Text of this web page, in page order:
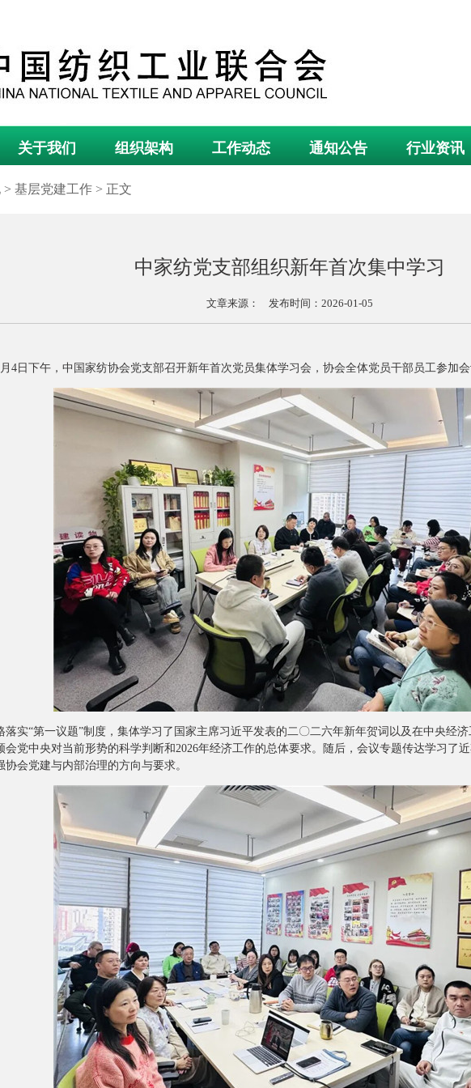
关于我们 组织架构 工作动态 通知公告 行业资讯
> 基层党建工作 > 正文
中家纺党支部组织新年首次集中学习
文章来源： 发布时间：2026-01-05
日下午，中国家纺协会党支部召开新年首次党员集体学习会，协会全体党员干部员工参加
“第一议题”制度，集体学习了国家主席习近平发表的二〇二六年新年贺词以及在中央经
会党中央对当前形势的科学判断和2026年经济工作的总体要求。随后，会议专题传达学习了
协会党建与内部治理的方向与要求。